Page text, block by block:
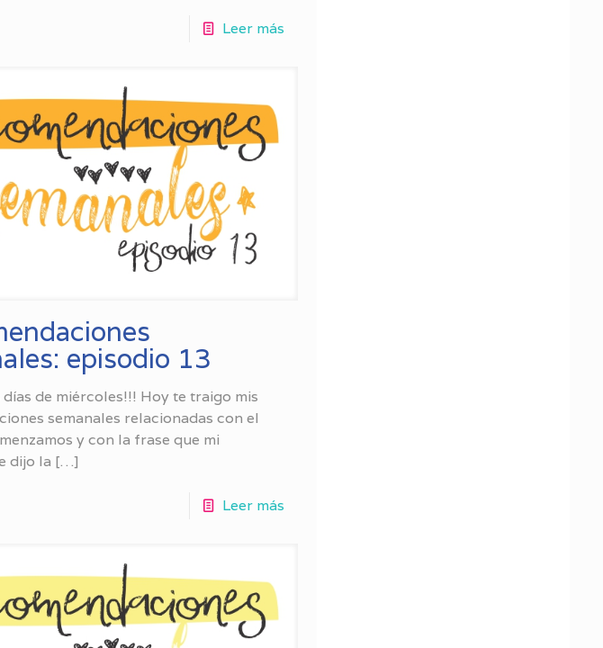
Leer más
episodio 13
días de miércoles!!! Hoy te traigo mis
semanales relacionadas con el
y con la frase que mi
dijo la […]
Leer más